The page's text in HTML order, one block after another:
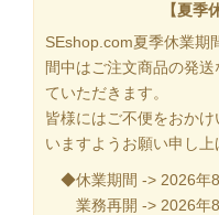
【夏季
SEshop.com夏季休業期
間中はご注文商品の発
ていただきます。
皆様にはご不便をおか
いますようお願い申し上
◆休業期間 -> 2026年
業務再開 -> 2026年8